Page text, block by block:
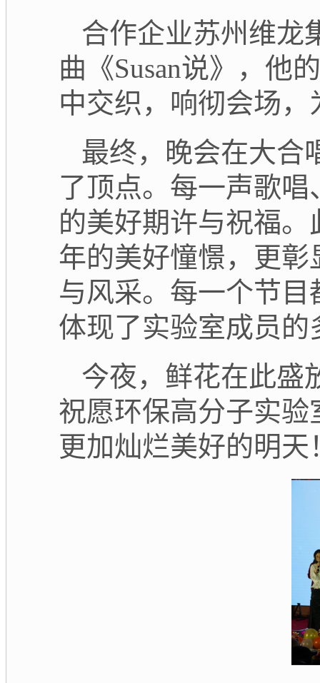
合作企业苏州维龙
曲《Susan说》，他
中交织，响彻会场
最终，晚会在大合
了顶点。每一声歌
的美好期许与祝福
年的美好憧憬，更
与风采。每一个节
体现了实验室成员
今夜，鲜花在此盛
祝愿环保高分子实
更加灿烂美好的明天